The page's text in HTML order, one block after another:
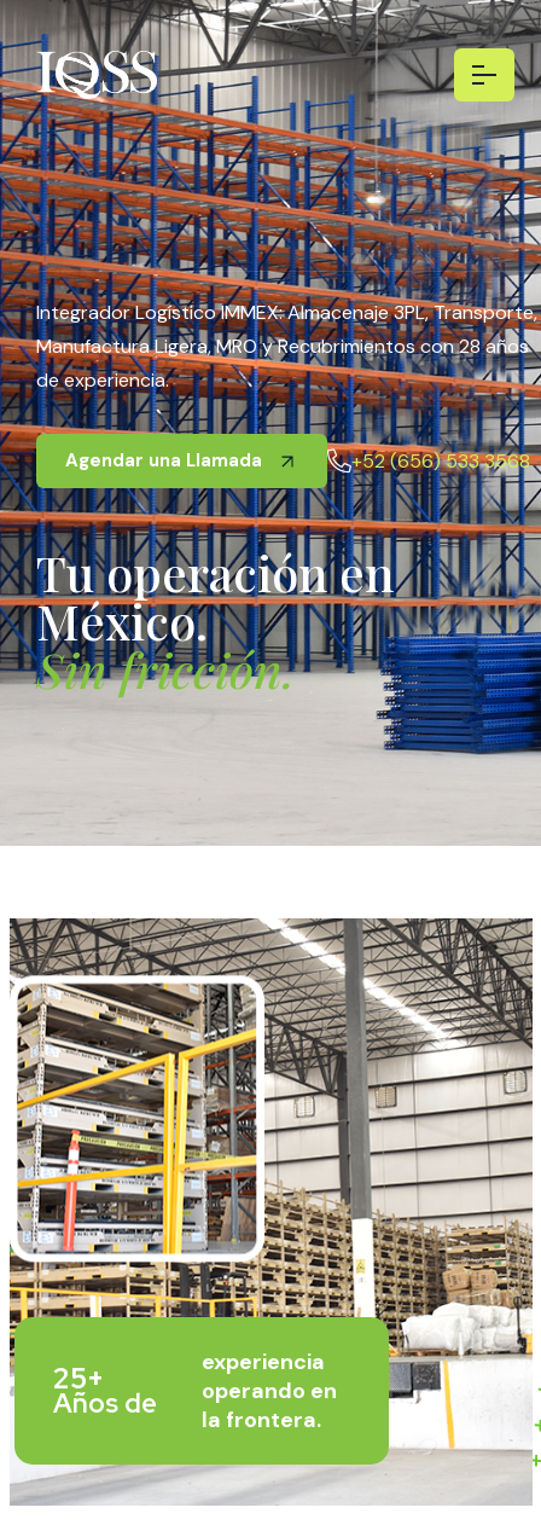
Integrador Logístico IMMEX: Almacenaje 3PL, Transporte,
Manufactura Ligera, MRO y Recubrimientos con 28 años
de experiencia.
Agendar una Llamada +52 (656) 533 3568
Tu operaciónen
México.
Sinfricción.
25+
Años de
experiencia
operando en
la frontera.